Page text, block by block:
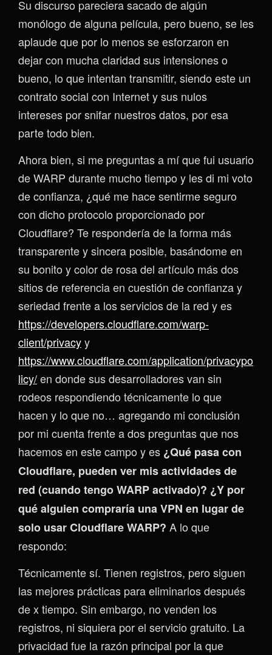
Su discurso pareciera sacado de algún
monólogo de alguna película, pero bueno, se les
aplaude que por lo menos se esforzaron en
dejar con mucha claridad sus intensiones o
bueno, lo que intentan transmitir, siendo este un
contrato social con Internet y sus nulos
intereses por snifar nuestros datos, por esa
parte todo bien.
Ahora bien, si me preguntas a mí que fui usuario
de WARP durante mucho tiempo y les di mi voto
de confianza, ¿qué me hace sentirme seguro
con dicho protocolo proporcionado por
Cloudflare? Te respondería de la forma más
transparente y sincera posible, basándome en
su bonito y color de rosa del artículo más dos
sitios de referencia en cuestión de confianza y
seriedad frente a los servicios de la red y es
https://developers.cloudflare.com/warp-
client/privacyy
https://www.cloudflare.com/application/privacypo
licy/en donde sus desarrolladores van sin
rodeos respondiendo técnicamente lo que
hacen y lo que no… agregando mi conclusión
por mi cuenta frente a dos preguntas que nos
hacemos en este campo y es ¿Qué pasa con
Cloudflare, pueden ver mis actividades de
red (cuando tengo WARP activado)? ¿Y por
qué alguien compraría una VPN en lugar de
solo usar Cloudflare WARP? A lo que
respondo:
Técnicamente sí. Tienen registros, pero siguen
las mejores prácticas para eliminarlos después
de x tiempo. Sin embargo, no venden los
registros, ni siquiera por el servicio gratuito. La
privacidad fue la razón principal por la que